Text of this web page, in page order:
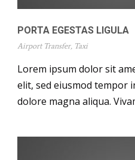
PORTA EGESTAS LIGULA
Airport Transfer, Taxi
Lorem ipsum dolor sit
elit, sed eiusmod tempor
dolore magna aliqua.